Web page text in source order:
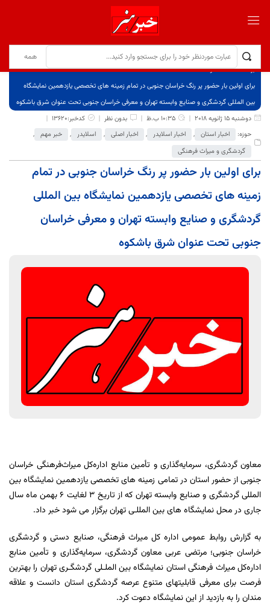
برگ نخست
نوشته‌ها
برای اولین بار حضور پر رنگ خراسان جنوبی در تمام زمینه های تخصصی یازدهمین نمایشگاه
بین المللی گردشگری و صنایع وابسته تهران و معرفی خراسان جنوبی تحت عنوان شرق باشکوه
دوشنبه 15 ژانویه 2018
10:35 ب.ظ بدون نظر
کدخبر:13620
حوزه:
اخبار استان , اخبار اسلایدر , اخبار اصلی , اسلایدر , خبر مهم ,
گردشگری و میراث فرهنگی
برای اولین بار حضور پر رنگ خراسان جنوبی در تمام
زمینه های تخصصی یازدهمین نمایشگاه بین المللی
گردشگری و صنایع وابسته تهران و معرفی خراسان
جنوبی تحت عنوان شرق باشکوه
معاون گردشگری، سرمایه‌گذاری و تأمین منابع اداره‌کل میراث‌فرهنگی خراسان
جنوبی از حضور استان در تمامی زمینه های تخصصی یازدهمین نمایشگاه بین
المللی گردشگری و صنایع وابسته تهران که از تاریخ 3 لغایت 6 بهمن ماه سال
جاری در محل نمایشگاه های بین المللـی تهران برگزار می شود خبر داد.
به گزارش روابط عمومی اداره کل میراث فرهنگی، صنایع دستی و گردشگری
خراسان جنوبی؛ مرتضی عربی معاون گردشگری، سرمایه‌گذاری و تأمین منابع
اداره‌کل میراث‌ فرهنگی استان نمایشگاه بین الملـلی گردشگـری تهران را بهترین
فرصت برای معرفی قابلیتهای متنوع عرصه گردشگری استان دانست و علاقه
مندان را به بازدید از این نمایشگاه دعوتکرد.